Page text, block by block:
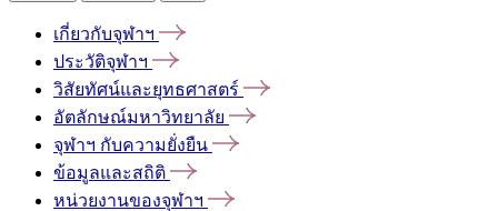
เกี่ยวกับจุฬาฯ
ประวัติจุฬาฯ
วิสัยทัศน์และยุทธศาสตร์
อัตลักษณ์มหาวิทยาลัย
จุฬาฯ กับความยั่งยืน
ข้อมูลและสถิติ
หน่วยงานของจุฬาฯ